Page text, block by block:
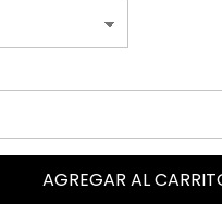
AGREGAR AL